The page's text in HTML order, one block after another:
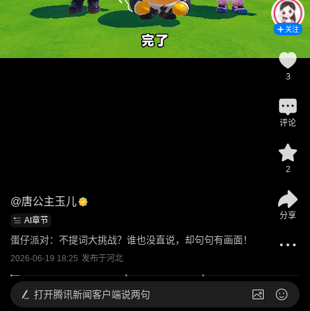
@唐公主玉儿
AI章节
蛋仔派对：不提词大挑战？谁也没直说，却句句有画面！
2026-06-19 18:25 发布于河北
关注
3
评论
2
分享
打开腾讯新闻客户端说两句